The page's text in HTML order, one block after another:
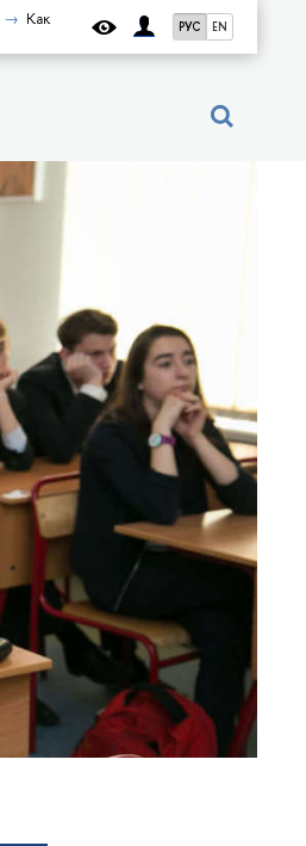
РУС EN
Как